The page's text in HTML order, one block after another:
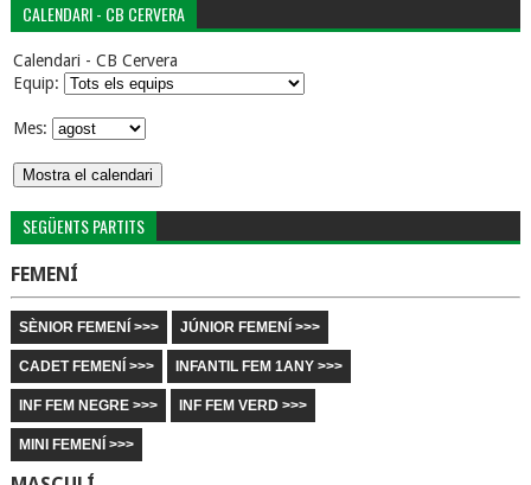
CALENDARI - CB CERVERA
Calendari - CB Cervera
Equip:
Mes:
SEGÜENTS PARTITS
FEMENÍ
SÈNIOR FEMENÍ >>> JÚNIOR FEMENÍ >>>
CADET FEMENÍ >>> INFANTIL FEM 1ANY >>>
INF FEM NEGRE >>> INF FEM VERD >>>
MINI FEMENÍ >>>